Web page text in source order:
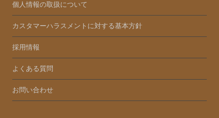
個人情報の取扱について
カスタマーハラスメントに対する基本方針
採用情報
よくある質問
お問い合わせ